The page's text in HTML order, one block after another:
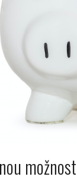
možnost